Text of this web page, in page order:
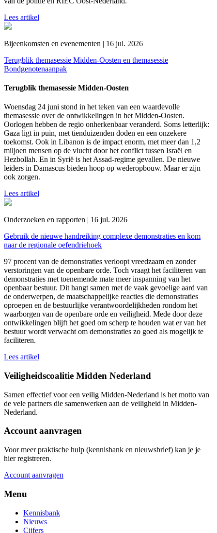
Lees artikel
Bijeenkomsten en evenementen | 16 jul. 2026
Terugblik themasessie Midden-Oosten en themasessie
Bondgenotenaanpak
Terugblik themasessie Midden-Oosten
Woensdag 24 juni stond in het teken van een waardevolle
themasessie over de ontwikkelingen in het Midden-Oosten.
Oorlogen hebben de regio onherkenbaar veranderd. Soms letterlijk:
Gaza ligt in puin, met tienduizenden doden en een onzekere
toekomst. Ook in Libanon is de impact enorm, met meer dan 1,2
miljoen mensen op de vlucht door het conflict tussen Israël en
Hezbollah. En in Syrië is het Assad-regime gevallen. De nieuwe
leiders in Damascus bieden hoop op wederopbouw. Maar er zijn
ook zorgen.
Lees artikel
Onderzoeken en rapporten | 16 jul. 2026
Gebruik de nieuwe handreiking complexe demonstraties en kom
naar de regionale oefendriehoek
97 procent van de demonstraties verloopt vreedzaam en zonder
verstoringen van de openbare orde. Toch vraagt het faciliteren van
demonstraties met toenemende mate meer inspanning van het
openbaar bestuur. Dit hangt samen met de vaak gevoelige aard van
de onderwerpen, de maatschappelijke reacties die demonstraties
oproepen en de bestuurlijke verantwoordelijkheden rondom het
waarborgen van de openbare orde en veiligheid. Mede door deze
ontwikkelingen blijft het goed om scherp te houden wat er van het
bestuur wordt verwacht om demonstraties zo goed als mogelijk te
faciliteren.
Lees artikel
Veiligheidscoalitie Midden Nederland
Samen effectief voor een veilig Midden-Nederland is het motto van
de vele partners die samenwerken aan de veiligheid in Midden-
Nederland.
Account aanvragen
Voor meer praktische hulp (kennisbank en nieuwsbrief) kan je je
hier registreren.
Account aanvragen
Menu
Kennisbank
Nieuws
Cijfers